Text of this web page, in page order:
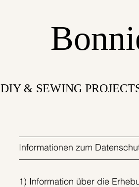
DIY & SEWING
Informationen zum
1) Information über die